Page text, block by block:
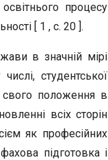
процесу
[ 1 , с. 20 ].
в значній мірі
студентської
свого положення в
всіх сторін
як професійних
підготовка і